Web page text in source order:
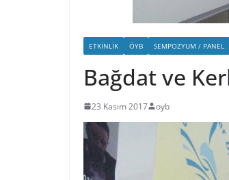
ETKINLIK ÖYB SEMPOZYUM / PANEL
Bağdat ve
23 Kasım 2017 oyb